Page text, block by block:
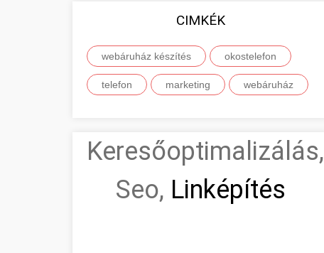
CIMKÉK
webáruház készítés okostelefon
telefon marketing webáruház
Keresőoptimalizálás,
Seo, Linképítés